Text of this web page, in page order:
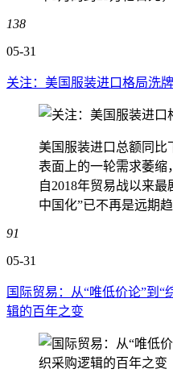
138
05-31
关注：美国服装进口格局洗
美国服装进口总额同比
表面上的一轮需求萎缩
自2018年贸易战以来
中国化”已不再是远期
91
05-31
国际贸易：从“唯低价论”到
辑的百年之变